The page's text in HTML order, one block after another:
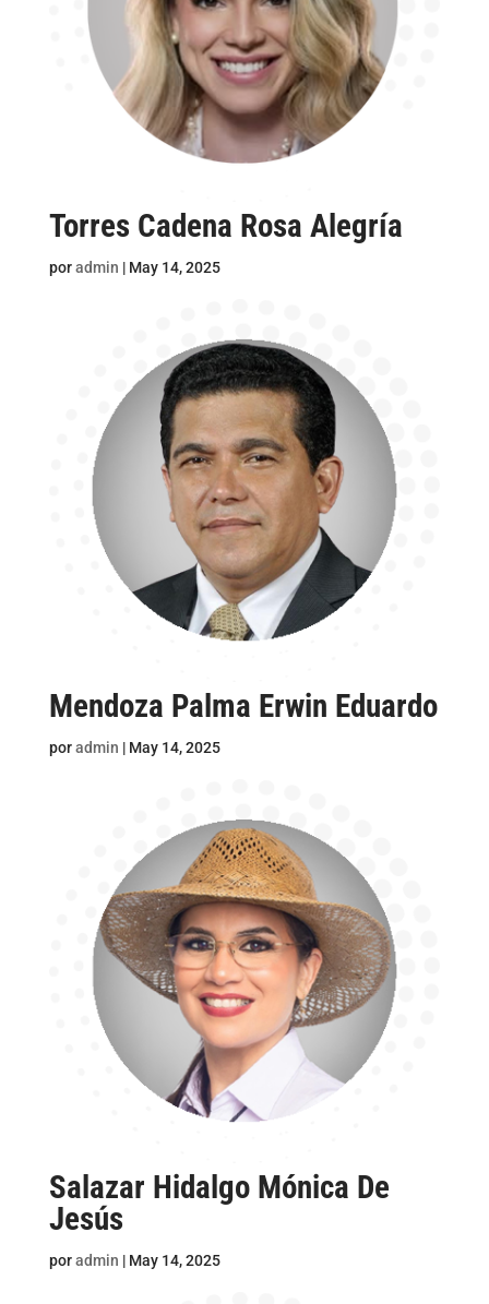
Torres Cadena Rosa Alegría
poradmin | May 14, 2025
Mendoza Palma Erwin Eduardo
poradmin | May 14, 2025
Salazar Hidalgo Mónica De
Jesús
poradmin | May 14, 2025